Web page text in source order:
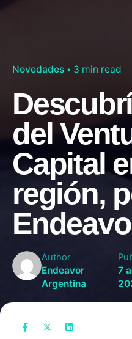
Novedades 3 min read
del
Capital
región,
Author
Endeavor
Argentina
7